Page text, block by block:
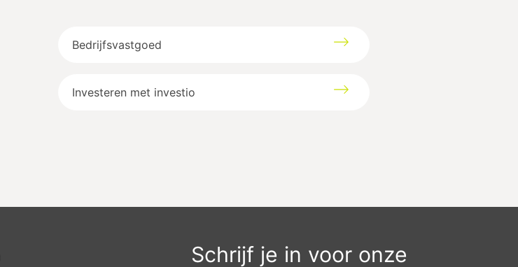
Bedrijfsvastgoed
Investeren met investio
Schrijf je in voor onze